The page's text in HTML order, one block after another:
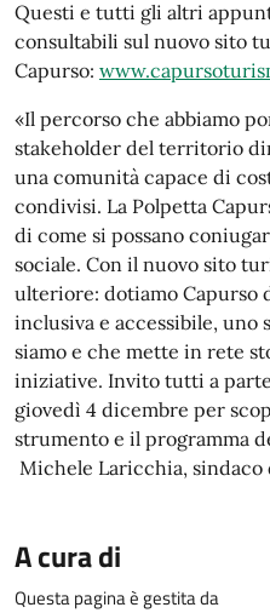
Questi e tutti gli altri
consultabili sul nuovo sito
Capurso:
«Il percorso che abbiamo
stakeholder del territorio
una comunità capace di
condivisi. La Polpetta
di come si possano
sociale. Con il nuovo sito
ulteriore: dotiamo Capurso
inclusiva e accessibile, uno
siamo e che mette in rete
iniziative. Invito tutti a
giovedì 4 dicembre per
strumento e il programma
Michele Laricchia, sindaco
A cura di
Questa pagina è gestita da